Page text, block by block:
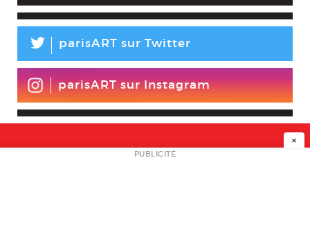
L parisART sur Twitter
parisART sur Instagram
NEWSLETTER
×
PUBLICITÉ